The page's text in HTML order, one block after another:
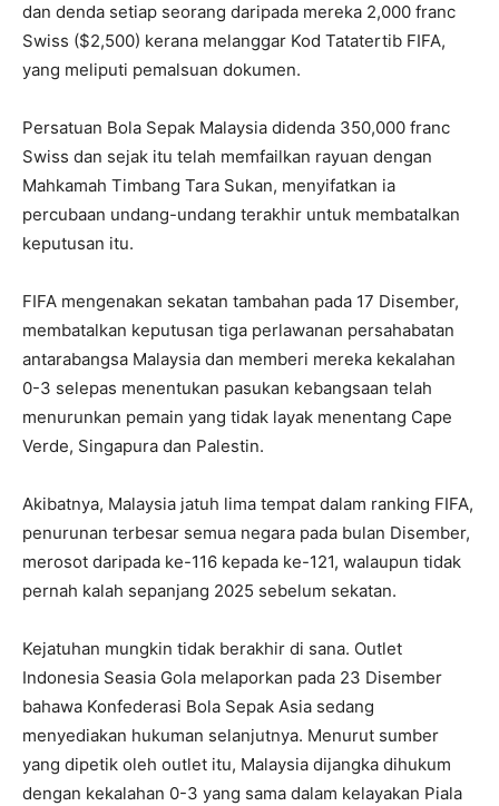
dan denda setiap seorang daripada mereka 2,000 franc
Swiss ($2,500) kerana melanggar Kod Tatatertib FIFA,
yang meliputi pemalsuan dokumen.
Persatuan Bola Sepak Malaysia didenda 350,000 franc
Swiss dan sejak itu telah memfailkan rayuan dengan
Mahkamah Timbang Tara Sukan, menyifatkan ia
percubaan undang-undang terakhir untuk membatalkan
keputusan itu.
FIFA mengenakan sekatan tambahan pada 17 Disember,
membatalkan keputusan tiga perlawanan persahabatan
antarabangsa Malaysia dan memberi mereka kekalahan
0-3 selepas menentukan pasukan kebangsaan telah
menurunkan pemain yang tidak layak menentang Cape
Verde, Singapura dan Palestin.
Akibatnya, Malaysia jatuh lima tempat dalam ranking FIFA,
penurunan terbesar semua negara pada bulan Disember,
merosot daripada ke-116 kepada ke-121, walaupun tidak
pernah kalah sepanjang 2025 sebelum sekatan.
Kejatuhan mungkin tidak berakhir di sana. Outlet
Indonesia Seasia Gola melaporkan pada 23 Disember
bahawa Konfederasi Bola Sepak Asia sedang
menyediakan hukuman selanjutnya. Menurut sumber
yang dipetik oleh outlet itu, Malaysia dijangka dihukum
dengan kekalahan 0-3 yang sama dalam kelayakan Piala